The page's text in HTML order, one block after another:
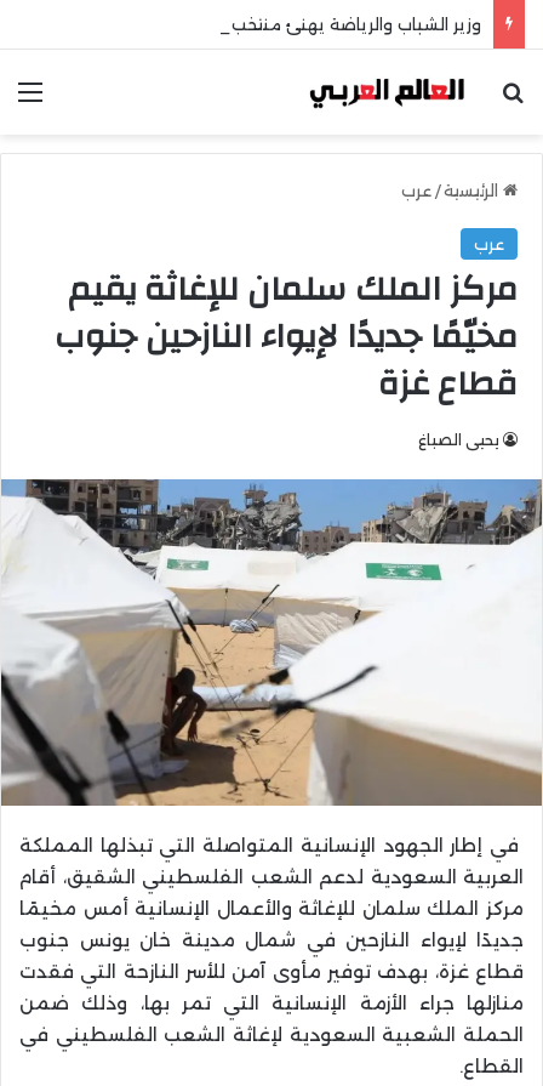
وزير الشباب والرياضة يهنئ منتخب مصر للشطرنج
بحث عن
الرئيسية/ عرب
عرب
مركز الملك سلمان للإغاثة يقيم
مخيّمًا جديدًا لإيواء النازحين جنوب
قطاع غزة
يحيى الصباغ
في إطار الجهود الإنسانية المتواصلة التي تبذلها المملكة
العربية السعودية لدعم الشعب الفلسطيني الشقيق، أقام
مركز الملك سلمان للإغاثة والأعمال الإنسانية أمس مخيمًا
جديدًا لإيواء النازحين في شمال مدينة خان يونس جنوب
قطاع غزة، بهدف توفير مأوى آمن للأسر النازحة التي فقدت
منازلها جراء الأزمة الإنسانية التي تمر بها، وذلك ضمن
الحملة الشعبية السعودية لإغاثة الشعب الفلسطيني في
القطاع.